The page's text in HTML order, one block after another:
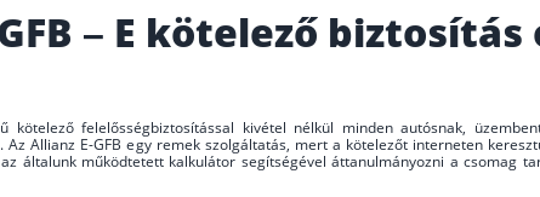
– E kötelező
kötelező felelősségbiztosítással kivétel nélkül minden autósnak,
Az Allianz E-GFB egy remek szolgáltatás, mert a kötelezőt interneten
általunk működtetett kalkulátor segítségével áttanulmányozni a csomag